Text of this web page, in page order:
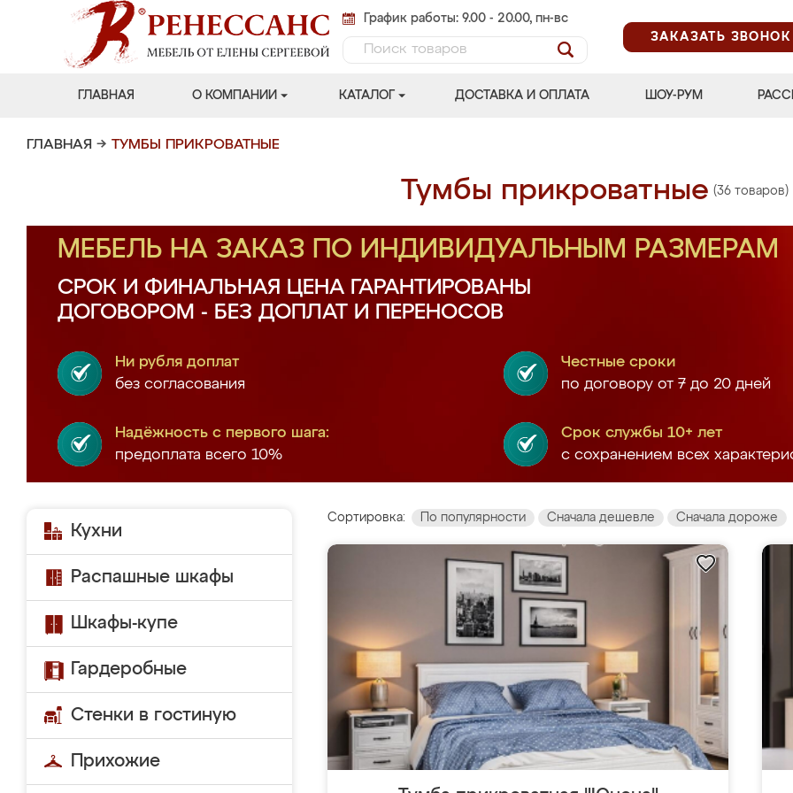
График работы: 9.00 - 20.00, пн-вс
ЗАКАЗАТЬ ЗВОНОК
ГЛАВНАЯ О КОМПАНИИ КАТАЛОГ ДОСТАВКА И ОПЛАТА ШОУ-РУМ
ГЛАВНАЯ → ТУМБЫ ПРИКРОВАТНЫЕ
Тумбы прикроватные (36 товаров)
МЕБЕЛЬ НА ЗАКАЗ ПО ИНДИВИДУАЛЬНЫМ РАЗМЕРАМ
СРОК И ФИНАЛЬНАЯ ЦЕНА ГАРАНТИРОВАНЫ
ДОГОВОРОМ - БЕЗ ДОПЛАТ И ПЕРЕНОСОВ
Ни рубля доплат
без согласования
Честные сроки
по договору от 7 до 20 дней
Надёжность с первого шага:
предоплата всего 10%
Срок службы 10+ лет
с сохранением всех
Кухни
Распашные шкафы
Шкафы-купе
Гардеробные
Стенки в гостиную
Прихожие
Сортировка: По популярности Сначала дешевле Сначала дороже